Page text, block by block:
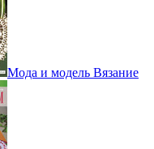
Мода и модель Вязание